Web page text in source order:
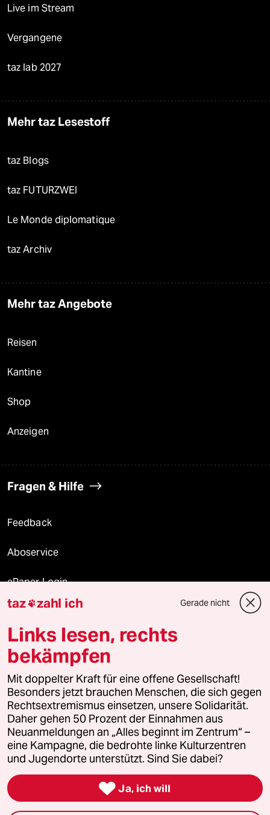
Live im Stream
Vergangene
taz lab 2027
Mehr taz Lesestoff
taz Blogs
taz FUTURZWEI
Le Monde diplomatique
taz Archiv
Mehr taz Angebote
Reisen
Kantine
Shop
Anzeigen
Fragen & Hilfe
Feedback
Aboservice
ePaper Login
Downloads für Abonnierende
© 2026 taz Verlags und Vertriebs GmbH
Alle Rechte vorbehalten. Bei rechtlichen Fragen oder für Genehmigungen
wenden Sie sich bitte an
lizenzen@taz.de
Feedback Redaktionsstatut Kommune-Richtlinien
Leitlinie Informant Datenschutz Impressum AGB
Seitenwende Einwilligungen widerrufen (Ads)
taz zahl ich Gerade nicht
Links lesen, rechts
bekämpfen
Mit doppelter Kraft für eine offene Gesellschaft!
Besonders jetzt brauchen Menschen, die sich gegen
Rechtsextremismus einsetzen, unsere Solidarität.
Daher gehen 50 Prozent der Einnahmen aus
Neuanmeldungen an „Alles beginnt im Zentrum“ –
eine Kampagne, die bedrohte linke Kulturzentren
und Jugendorte unterstützt. Sind Sie dabei?
 Ja, ich will